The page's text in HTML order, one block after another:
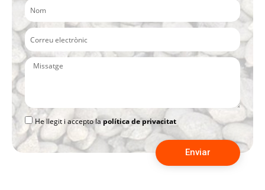
He llegit i accepto lapolítica de privacitat
Enviar